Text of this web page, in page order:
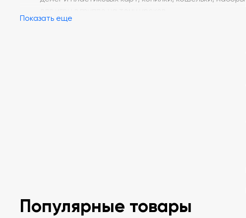
Дипломы о прохождении цикла "Финансовая
счета и английского языка, а также приложения
рисования, раскраски, шахматы и шашки.
Показать еще
Популярные товары